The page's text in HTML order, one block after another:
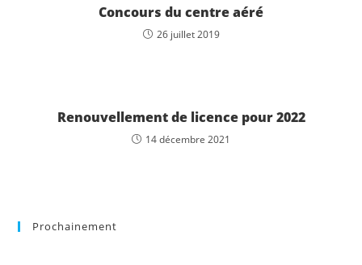
Concours du centre aéré
26 juillet 2019
Renouvellement de licence pour 2022
14 décembre 2021
Prochainement